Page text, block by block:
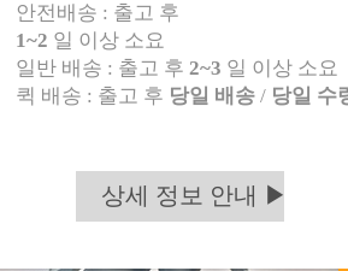
안전배송 : 출고 후
1~2 일 이상 소요
일반 배송 : 출고 후 2~3 일 이상 소요
퀵 배송 : 출고 후 당일 배송 / 당일 수
상세 정보 안내 ▶